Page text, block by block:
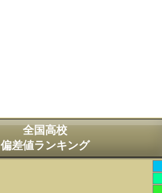
全国高校
偏差値ランキング